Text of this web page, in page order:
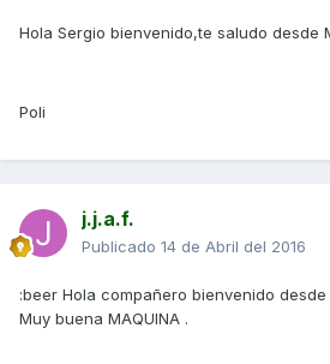
Hola Sergio bienvenido,te saludo desde
Poli
j.j.a.f.
Publicado 14 de Abril del 2016
:beer Hola compañero bienvenido
Muy buena MAQUINA .